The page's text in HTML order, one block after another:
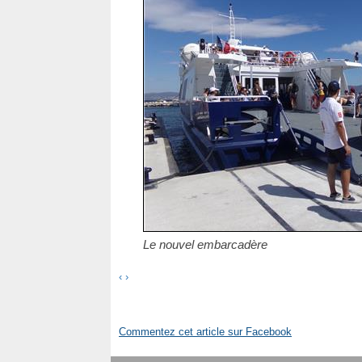
Le nouvel embarcadère
‹ ›
Commentez cet article sur Facebook